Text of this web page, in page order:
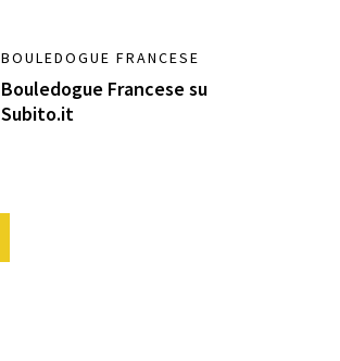
BOULEDOGUE FRANCESE
Bouledogue Francese su
Subito.it